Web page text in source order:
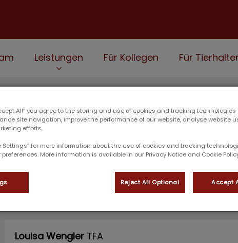
Leistungen Für Kollegen Für Tierhalter
Louisa Wengler
Louisa WenglerTFA
All” you agree to the storing and use of cookies and tracking technologies
site navigation, improve the performance of our website, analyse website
efforts.
Settings” for more information about the use of cookies and tracking
More information is available in our Privacy Notice and Cookie
Reject All Optional Accept